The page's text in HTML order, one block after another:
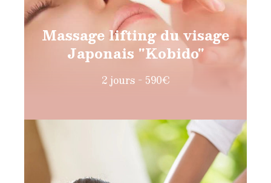
Massage lifting du visage
Japonais "Kobido"
2 jours - 590€